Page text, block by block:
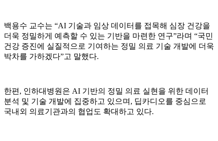
백용수 교수는 “AI 기술과 임상 데이터를 접목해 심장 건강을
더욱 정밀하게 예측할 수 있는 기반을 마련한 연구”라며 “국민
건강 증진에 실질적으로 기여하는 정밀 의료 기술 개발에 더욱
박차를 가하겠다”고 말했다.
한편, 인하대병원은 AI 기반의 정밀 의료 실현을 위한 데이터
분석 및 기술 개발에 집중하고 있으며, 딥카디오를 중심으로
국내외 의료기관과의 협업도 확대하고 있다.